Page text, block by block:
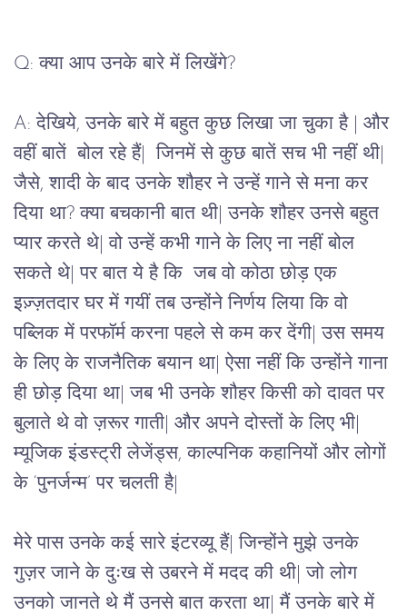
Q: क्या आप उनके बारे में लिखेंगे?
A: देखिये, उनके बारे में बहुत कुछ लिखा जा चुका है | और
वहीं बातें बोल रहे हैं| जिनमें से कुछ बातें सच भी नहीं थी|
जैसे, शादी के बाद उनके शौहर ने उन्हें गाने से मना कर
दिया था? क्या बचकानी बात थी| उनके शौहर उनसे बहुत
प्यार करते थे| वो उन्हें कभी गाने के लिए ना नहीं बोल
सकते थे| पर बात ये है कि जब वो कोठा छोड़ एक
इज़्ज़तदार घर में गयीं तब उन्होंने निर्णय लिया कि वो
पब्लिक में परफॉर्म करना पहले से कम कर देंगी| उस समय
के लिए के राजनैतिक बयान था| ऐसा नहीं कि उन्होंने गाना
ही छोड़ दिया था| जब भी उनके शौहर किसी को दावत पर
बुलाते थे वो ज़रूर गाती| और अपने दोस्तों के लिए भी|
म्यूजिक इंडस्ट्री लेजेंड्स, काल्पनिक कहानियों और लोगों
के ‘पुनर्जन्म’ पर चलती है|
मेरे पास उनके कई सारे इंटरव्यू हैं| जिन्होंने मुझे उनके
गुज़र जाने के दुःख से उबरने में मदद की थी| जो लोग
उनको जानते थे मैं उनसे बात करता था| मैं उनके बारे में